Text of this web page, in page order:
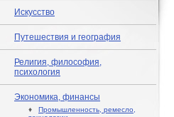
Искусство
Путешествия и география
Религия, философия,
психология
Экономика, финансы
♦ Промышленность, ремесло,